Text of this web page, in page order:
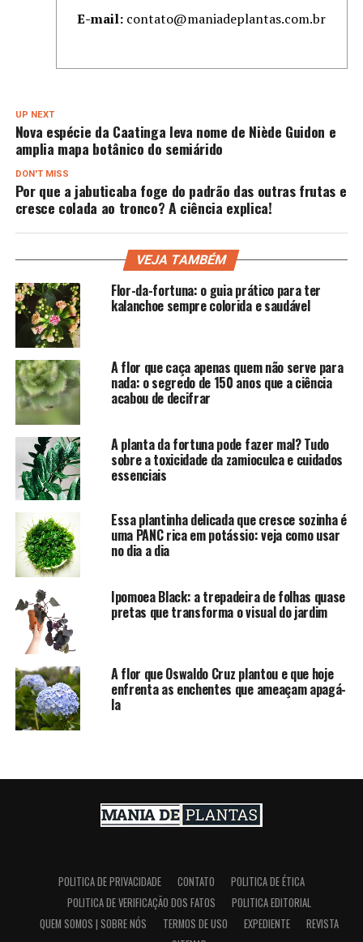
E-mail: contato@maniadeplantas.com.br
UP NEXT
Nova espécie da Caatinga leva nome de Niède Guidon e
amplia mapa botânico do semiárido
DON'T MISS
Por que a jabuticaba foge do padrão das outras frutas e
cresce colada ao tronco? A ciência explica!
VEJA TAMBÉM
Flor-da-fortuna: o guia prático para ter
kalanchoe sempre colorida e saudável
A flor que caça apenas quem não serve para
nada: o segredo de 150 anos que a ciência
acabou de decifrar
A planta da fortuna pode fazer mal? Tudo
sobre a toxicidade da zamioculca e cuidados
essenciais
Essa plantinha delicada que cresce sozinha é
uma PANC rica em potássio: veja como usar
no dia a dia
Ipomoea Black: a trepadeira de folhas quase
pretas que transforma o visual do jardim
A flor que Oswaldo Cruz plantou e que hoje
enfrenta as enchentes que ameaçam apagá-
la
POLITICA DE PRIVACIDADE CONTATO
POLITICA DE ÉTICA
POLITICA DE VERIFICAÇÃO DOS FATOS
POLITICA EDITORIAL
QUEM SOMOS | SOBRE NÓS
TERMOS DE USO EXPEDIENTE
REVISTA